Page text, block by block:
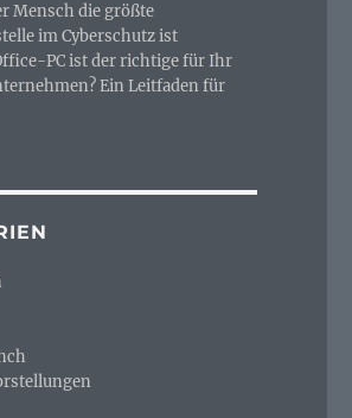
Mensch die größte
im Cyberschutz ist
PC ist der richtige für Ihr
Ein Leitfaden für